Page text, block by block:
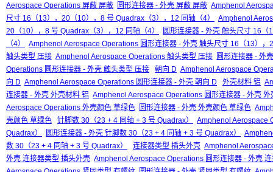
Aerospace Operations 屏蔽 屏蔽 圆形连接器 - 外壳 屏蔽 屏蔽 Amphenol
尺寸 16（13），20（10），8 号 Quadrax（3），12 同轴（4）
Amphenol
20（10），8 号 Quadrax（3），12 同轴（4）
圆形连接器 - 外壳 触头尺寸 16
（4）
Amphenol Aerospace Operations 圆形连接器 - 外壳 触头尺寸 16（13）
触头类型 压接 Amphenol Aerospace Operations 触头类型 压接 圆形连接器 - 外
Operations 圆形连接器 - 外壳 触头类型 压接
朝向 D Amphenol Aerospace
向 D Amphenol Aerospace Operations 圆形连接器 - 外壳 朝向 D 外壳材料 铝
连接器 - 外壳 外壳材料 铝 Amphenol Aerospace Operations 圆形连接器 - 外壳 外
Aerospace Operations 外壳颜色 草绿色 圆形连接器 - 外壳 外壳颜色 草绿色
壳颜色 草绿色
针脚数 30（23 + 4 同轴 + 3 号 Quadrax）
Amphenol Aerospace
Quadrax）
圆形连接器 - 外壳 针脚数 30（23 + 4 同轴 + 3 号 Quadrax）
数 30（23 + 4 同轴 + 3 号 Quadrax）
连接器类型 插头外壳 Amphenol
外壳 连接器类型 插头外壳 Amphenol Aerospace Operations 圆形连接器 - 外壳